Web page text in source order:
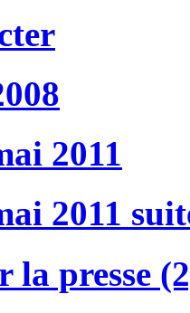
2011
2011
la presse